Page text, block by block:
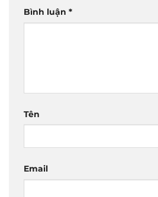
Bình luận *
Tên
Email